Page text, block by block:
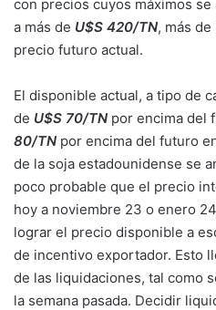
con precios cuyos máximos
a más de U$S 420/TN, más de
precio futuro actual.
El disponible actual, a tipo de
de U$S 70/TN por encima del
80/TN por encima del futuro
de la soja estadounidense se
poco probable que el precio
hoy a noviembre 23 o enero
lograr el precio disponible a
de incentivo exportador. Esto
de las liquidaciones, tal como
la semana pasada. Decidir